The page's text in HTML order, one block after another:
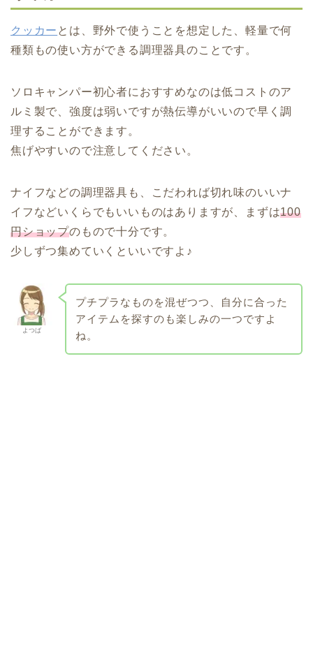
クッカー とは、野外で使うことを想定した、軽量で何
種類もの使い方ができる調理器具のことです。
ソロキャンパー初心者におすすめなのは低コストのア
ルミ製で、強度は弱いですが熱伝導がいいので早く調
理することができます。
焦げやすいので注意してください。
ナイフなどの調理器具も、こだわれば切れ味のいいナ
イフなどいくらでもいいものはありますが、まずは100
円ショップのもので十分です。
少しずつ集めていくといいですよ♪
よつば
プチプラなものを混ぜつつ、自分に合った
アイテムを探すのも楽しみの一つですよ
ね。